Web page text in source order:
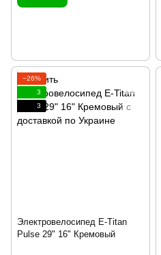
−26%
3
3
Электровелосипед E-Titan
Pulse 29" 16" Кремовый